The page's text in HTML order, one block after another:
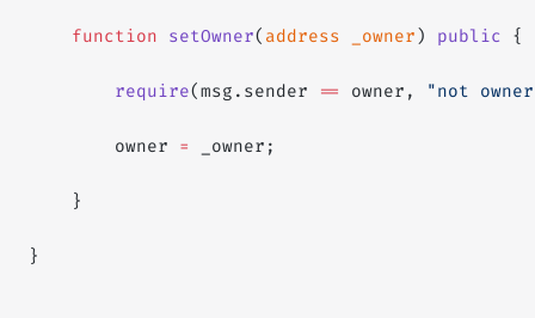
function setOwner( address _owner ) public {
require(msg.sender == owner, "not
owner = _owner;
}
}